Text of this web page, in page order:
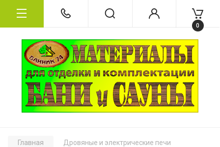
0
Главная Дровяные и электрические печи